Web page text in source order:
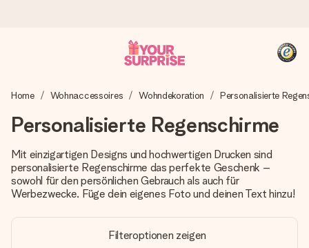
Wir bereiten dein Geschenk sorgfältig vor und schicken es
überreichen kannst, wenn es am meisten zählt.
4,8 (basierend auf +15.000 Bewertungen)
4,8 bei Google Reviews (Gesamtergebnis aller Länder, in
Home Wohnaccessoires Wohndekoration Personalisierte
Personalisierte Regenschirme
Mit einzigartigen Designs und hochwertigen Drucken sind
personalisierte Regenschirme das perfekte Geschenk –
sowohl für den persönlichen Gebrauch als auch für
Werbezwecke. Füge dein eigenes Foto und deinen Text hinzu!
Filteroptionen zeigen